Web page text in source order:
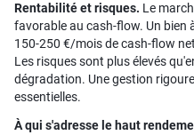
Rentabilité et risques. Le
favorable au cash-flow. Un bien
150-250 €/mois de cash-flow
Les risques sont plus élevés
dégradation. Une gestion
essentielles.
À qui s'adresse le haut